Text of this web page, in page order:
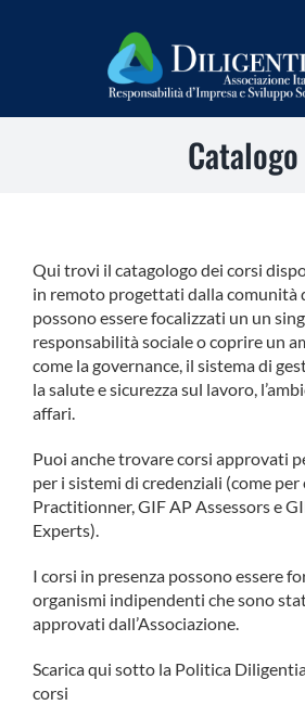
TEAMS
IMPLEMENT
LEARN
PROGRAMS
COMMUNITY
LOGIN
Catalogo
Qui trovi il catagologo dei corsi
in remoto progettati dalla comunità
possono essere focalizzati un un
responsabilità sociale o coprire un
come la governance, il sistema di
la salute e sicurezza sul lavoro,
affari.
Puoi anche trovare corsi approvati
per i sistemi di credenziali (come per
Practitionner, GIF AP Assessors e
Experts).
I corsi in presenza possono essere
organismi indipendenti che sono
approvati dall’Associazione.
Scarica qui sotto la Politica
corsi